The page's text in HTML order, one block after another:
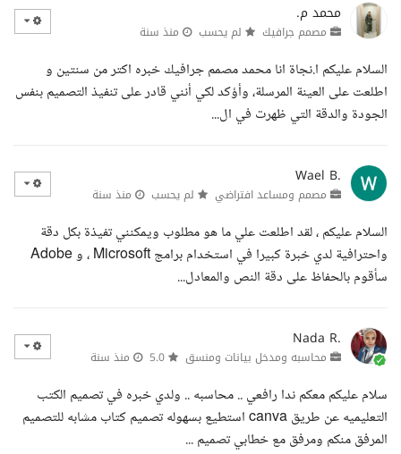
محمد م.
مصمم جرافيك لم يحسب منذ سنة
السلام عليكم ا.نجاة انا محمد مصمم جرافيك خبره اكتر من سنتين و
اطلعت على العينة المرسلة، وأؤكد لكي أنني قادر على تنفيذ التصميم بنفس
الجودة والدقة التي ظهرت في ال...
Wael B.
مصمم ومساعد افتراضي لم يحسب منذ سنة
السلام عليكم ، لقد اطلعت علي ما هو مطلوب ويمكنني تفيذة بكل دقة
واحترافية لدي خبرة كبيرا في استخدام برامج Microsoft ، و Adobe
سأقوم بالحفاظ على دقة النص والمعادل...
Nada R.
محاسبه ومدخل بيانات ومنسق منذ سنة
سلام عليكم معكم ندا رافعي .. محاسبه .. ولدي خبره في تصميم الكتب
التعليميه عن طريق canva استطيع بسهوله تصميم كتاب مشابه للتصميم
المرفق منكم ومرفق مع خطابي تصميم ...